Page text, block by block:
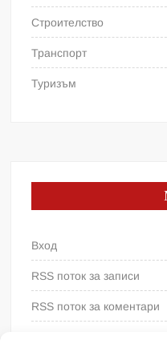
Строителство
Транспорт
Туризъм
Вход
RSS поток за записи
RSS поток за коментари